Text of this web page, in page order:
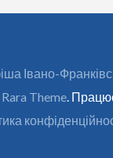
Івано-
Rara Theme .